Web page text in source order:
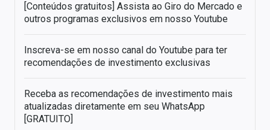
[Conteúdos gratuitos] Assista ao Giro do Mercado e
outros programas exclusivos em nosso Youtube
Inscreva-se em nosso canal do Youtube para ter
recomendações de investimento exclusivas
Receba as recomendações de investimento mais
atualizadas diretamente em seu WhatsApp
[GRATUITO]